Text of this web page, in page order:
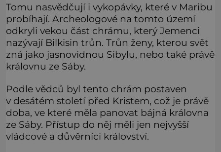
Tomu nasvědčují i vykopávky, které v Maribu
probíhají. Archeologové na tomto území
odkryli vekou část chrámu, který Jemenci
nazývají Bilkisin trůn. Trůn ženy, kterou svět
zná jako jasnovidnou Sibylu, nebo také právě
královnu ze Sáby.
Podle vědců byl tento chrám postaven
v desátém století před Kristem, což je právě
doba, ve které měla panovat bájná královna
ze Sáby. Přístup do něj měli jen nejvyšší
vládcové a důvěrníci království.